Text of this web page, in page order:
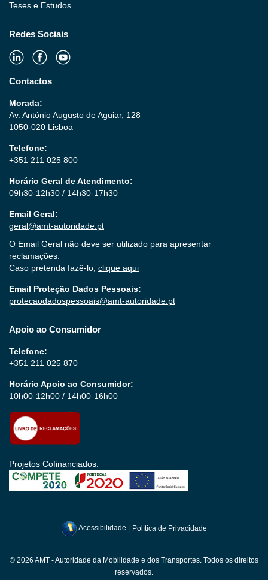
Teses e Estudos
Redes Sociais
Contactos
Morada:
Av. António Augusto de Aguiar, 128
1050-020 Lisboa
Telefone:
+351 211 025 800
Horário Geral de Atendimento:
09h30-12h30 / 14h30-17h30
Email Geral:
geral@amt-autoridade.pt
O Email Geral não deve ser utilizado para apresentar
reclamações.
Caso pretenda fazê-lo, clique aqui
Email Proteção Dados Pessoais:
protecaodadospessoais@amt-autoridade.pt
Apoio ao Consumidor
Telefone:
+351 211 025 870
Horário Apoio ao Consumidor:
10h00-12h00 / 14h00-16h00
Projetos Cofinanciados:
Acessibilidade | Política de Privacidade
© 2026 AMT - Autoridade da Mobilidade e dos Transportes. Todos os direitos
reservados.